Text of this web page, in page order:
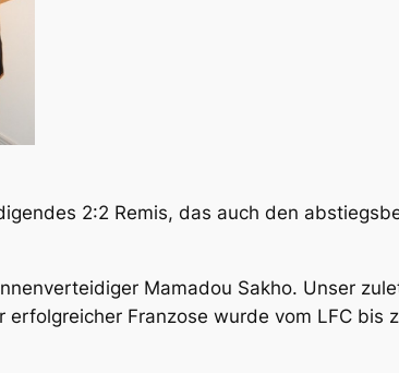
2:2 Remis, das auch den
Mamadou Sakho. Unser
Franzose wurde vom LFC bis